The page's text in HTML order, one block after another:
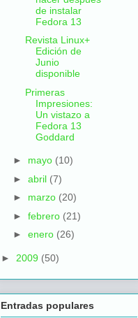
de instalar
Fedora 13
Revista Linux+
Edición de
Junio
disponible
Primeras
Impresiones:
Un vistazo a
Fedora 13
Goddard
► mayo (10)
► abril (7)
► marzo (20)
► febrero (21)
► enero (26)
► 2009 (50)
Entradas populares